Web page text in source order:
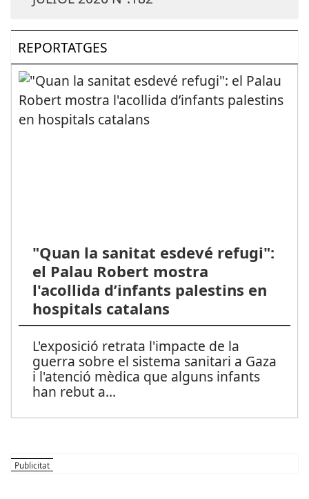
REPORTATGES
"Quan la sanitat esdevé refugi":
el Palau Robert mostra
l'acollida d’infants palestins en
hospitals catalans
L'exposició retrata l'impacte de la
guerra sobre el sistema sanitari a Gaza
i l'atenció mèdica que alguns infants
han rebut a...